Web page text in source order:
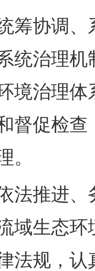
协调、
统治理
境治理
督促检
。
推进、
域生态
法规，